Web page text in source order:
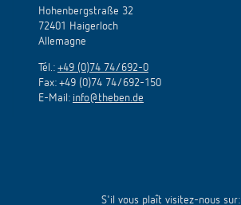
Hohenbergstraße 32
72401 Haigerloch
Allemagne
Tél.: +49 (0)74 74/692-0
Fax: +49 (0)74 74/692-150
E-Mail: info@theben.de
S'il vous plaît visitez-nous sur: